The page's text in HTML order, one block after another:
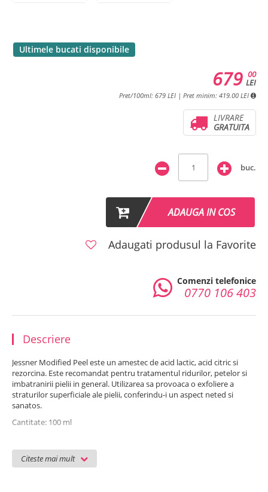
Ultimele bucati disponibile
00
LEI
679
Pret/100ml: 679 LEI | Pret minim: 419.00 LEI
LIVRARE
GRATUITA
buc.
ADAUGA IN COS
Adaugati produsul la Favorite
Comenzi telefonice
0770 106 403
Descriere
Citeste mai mult
Jessner Modified Peel este un amestec de acid lactic, acid citric si
rezorcina. Este recomandat pentru tratamentul ridurilor, petelor si
imbatranirii pielii in general. Utilizarea sa provoaca o exfoliere a
straturilor superficiale ale pielii, conferindu-i un aspect neted si
sanatos.
Cantitate: 100 ml
Acid lactic
Acid citric